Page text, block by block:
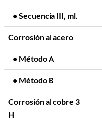
• Secuencia III, ml.
Corrosión al acero
• Método A
• Método B
Corrosión al cobre 3
H